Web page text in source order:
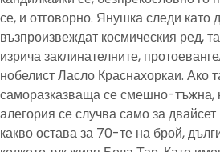
се, и отговорно. Янушка следи като
възпроизвеждат космическия ред,
изрича заклинателните,
нобелист Ласло Краснахоркаи. Ако
саморазказваща се смешно-тъжна,
алегория се случва само за
какво остава за 70-те на брой,